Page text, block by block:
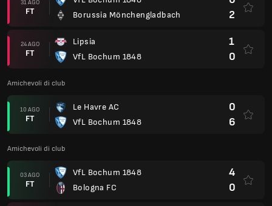
31 AGO
FT
Borussia Mönchengladbach
2
24 AGO
FT
Lipsia
VfL Bochum 1848
1
0
Amichevoli di club
10 AGO
FT
Le Havre AC
VfL Bochum 1848
0
6
Amichevoli di club
03 AGO
FT
VfL Bochum 1848
Bologna FC
4
0